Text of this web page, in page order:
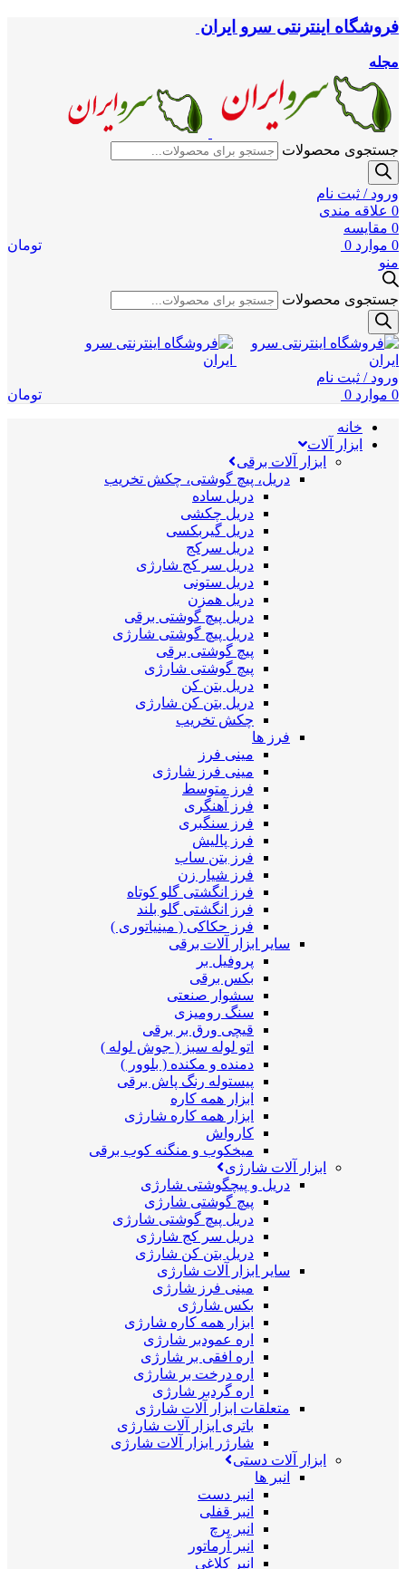
فروشگاه اینترنتی سرو ایران
مجله
جستجوی محصولات
ورود / ثبت نام
0 علاقه مندی
0 مقایسه
0 موارد 0
تومان
منو
جستجوی محصولات
ورود / ثبت نام
0 موارد 0 تومان
خانه
ابزار آلات
ابزار آلات برقی
دریل، پیچ گوشتی، چکش تخریب
دریل ساده
دریل چکشی
دریل گیربکسی
دریل سرکج
دریل سر کج شارژی
دریل ستونی
دریل همزن
دریل پیچ گوشتی برقی
دریل پیچ گوشتی شارژی
پیچ گوشتی برقی
پیچ گوشتی شارژی
دریل بتن کن
دریل بتن کن شارژی
چکش تخریب
فرز ها
مینی فرز
مینی فرز شارژی
فرز متوسط
فرز آهنگری
فرز سنگبری
فرز پالیش
فرز بتن ساب
فرز شیار زن
فرز انگشتی گلو کوتاه
فرز انگشتی گلو بلند
فرز حکاکی ( مینیاتوری )
سایر ابزار آلات برقی
پروفیل بر
بکس برقی
سشوار صنعتی
سنگ رومیزی
قیچی ورق بر برقی
اتو لوله سبز ( جوش لوله )
دمنده و مکنده ( بلوور )
پیستوله رنگ پاش برقی
ابزار همه کاره
ابزار همه کاره شارژی
کارواش
میخکوب و منگنه کوب برقی
ابزار آلات شارژی
دریل و پیچگوشتی شارژی
پیچ گوشتی شارژی
دریل پیچ گوشتی شارژی
دریل سر کج شارژی
دریل بتن کن شارژی
سایر ابزار آلات شارژی
مینی فرز شارژی
بکس شارژی
ابزار همه کاره شارژی
اره عمودبر شارژی
اره افقی بر شارژی
اره درخت بر شارژی
اره گردبر شارژی
متعلقات ابزار آلات شارژی
باتری ابزار آلات شارژی
شارژر ابزار آلات شارژی
ابزار آلات دستی
انبر ها
انبر دست
انبر قفلی
انبر پرچ
انبر آرماتور
انبر کلاغی